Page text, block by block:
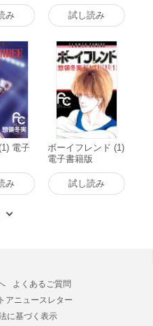
み 試し読み
電子
み
ボーイフレンド (1)
電子書籍版
試し読み
よくあるご質問
アニュースレター
に基づく表示